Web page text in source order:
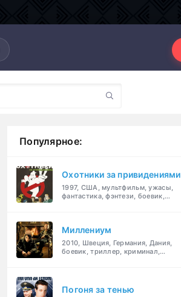
Популярное:
Охотники за привидениями
1997, США, мультфильм, ужасы,
фантастика, фэнтези, боевик,
Миллениум
2010, Швеция, Германия, Дания,
боевик, триллер, криминал,
Погоня за тенью